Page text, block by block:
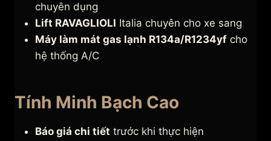
chuyên dụng
Lift RAVAGLIOLI Italia chuyên cho xe sang
Máy làm mát gas lạnh R134a/R1234yf cho
hệ thống A/C
Tính Minh Bạch Cao
Báo giá chi tiết trước khi thực hiện